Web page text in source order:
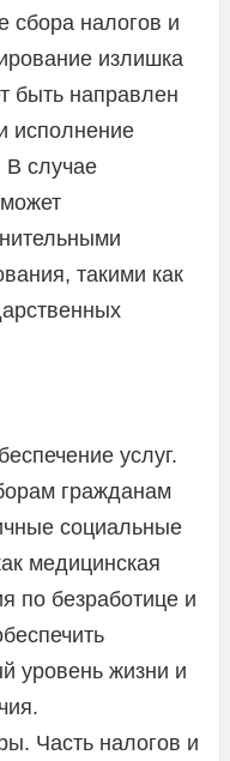
сбора налогов и
излишка
быть направлен
исполнение
В случае
такими как
услуг.
гражданам
социальные
медицинская
по безработице и
уровень жизни и
Часть налогов и